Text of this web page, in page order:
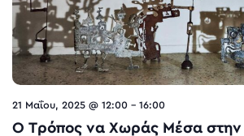
21 Μαΐου, 2025 @ 12:00 - 16:00
O Τρόπος να Χωράς Μέσα